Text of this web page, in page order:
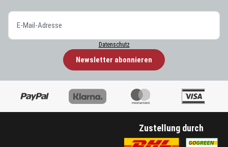
Datenschutz
Newsletter abonnieren
Zustellung durch